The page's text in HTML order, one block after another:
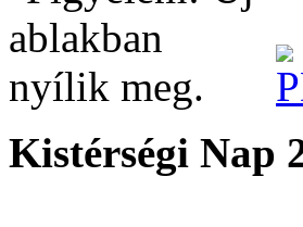
Kistérségi Nap